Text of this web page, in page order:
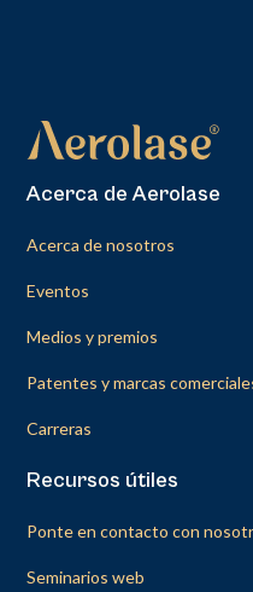
Acerca de Aerolase
Acerca de nosotros
Eventos
Medios y premios
Patentes y marcas
Carreras
Recursos útiles
Ponte en contacto con
Seminarios web